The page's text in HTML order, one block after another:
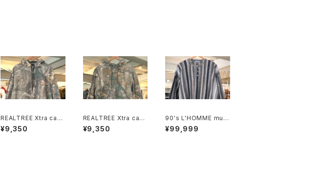
REALTREE Xtra cam
ouflage hoodie "LA
RGE"
¥9,350
REALTREE Xtra cam
ouflage hoodie "ME
DIUM"
¥9,350
90's L'HOMME multi
-stripe henley-nec
k Sweater
¥99,999